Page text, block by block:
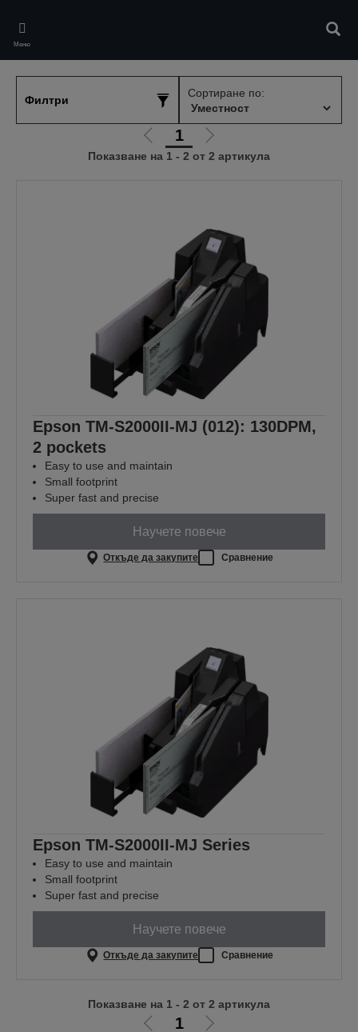
main
content
Меню
Филтри
Сортиране по:
Отиди
на
1
Отиди
на
Показване на 1 - 2 от 2 артикула
Epson TM-S2000II-MJ (012): 130DPM,
2 pockets
Easy to use and maintain
Small footprint
Super fast and precise
Научете повече
Откъде да закупите Сравнение
Epson TM-S2000II-MJ Series
Easy to use and maintain
Small footprint
Super fast and precise
Научете повече
Откъде да закупите Сравнение
1
Показване на 1 - 2 от 2 артикула